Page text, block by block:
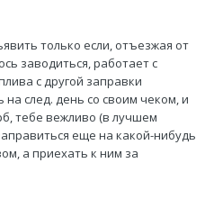
только если, отъезжая от
заводиться, работает с
с другой заправки
след. день со своим чеком, и
тебе вежливо (в лучшем
еще на какой-нибудь
а приехать к ним за